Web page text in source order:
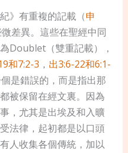
》有重複的記載（申
差異。這些在聖經中同
Doublet（雙重記載），
和7:2-3 ， 出3:6-22和6:1-
是錯誤的，而是指出那
被保留在經文裏。因為
，尤其是出埃及和入曠
法律，起初都是以口頭
人收集各個傳統，加以